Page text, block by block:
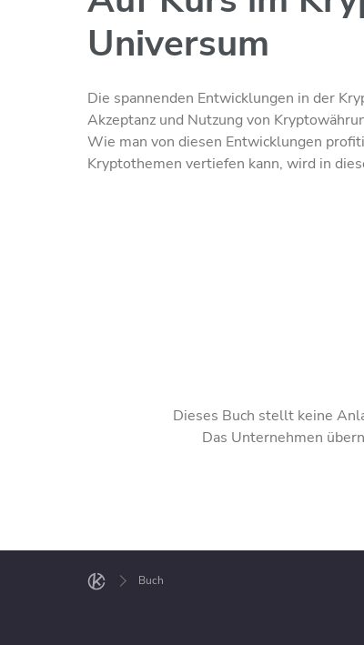
Universum
Die spannenden Entwicklungen in der
Akzeptanz und Nutzung von
Wie man von diesen Entwicklungen
Kryptothemen vertiefen kann, wird in
Dieses Buch stellt keine
Das Unternehmen
Buch